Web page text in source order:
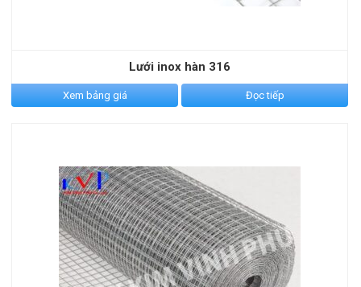
Lưới inox hàn 316
Xem bảng giá Đọc tiếp